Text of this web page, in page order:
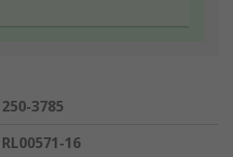
250-3785
RL00571-16